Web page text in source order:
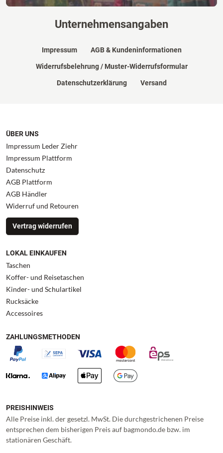
Unternehmensangaben
Impressum AGB & Kundeninformationen
Widerrufsbelehrung / Muster-Widerrufsformular
Datenschutzerklärung Versand
ÜBER UNS
Impressum Leder Ziehr
Impressum Plattform
Datenschutz
AGB Plattform
AGB Händler
Widerruf und Retouren
Vertrag widerrufen
LOKAL EINKAUFEN
Taschen
Koffer- und Reisetaschen
Kinder- und Schulartikel
Rucksäcke
Accessoires
ZAHLUNGSMETHODEN
PREISHINWEIS
Alle Preise inkl. der gesetzl. MwSt. Die durchgestrichenen Preise
entsprechen dem bisherigen Preis auf bagmondo.de bzw. im
stationären Geschäft.